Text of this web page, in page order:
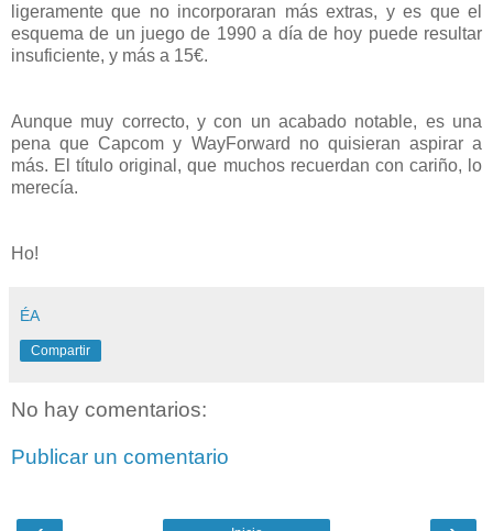
ligeramente que no incorporaran más extras, y es que el
esquema de un juego de 1990 a día de hoy puede resultar
insuficiente, y más a 15€.
Aunque muy correcto, y con un acabado notable, es una
pena que Capcom y WayForward no quisieran aspirar a
más. El título original, que muchos recuerdan con cariño, lo
merecía.
Ho!
ÉA
Compartir
No hay comentarios:
Publicar un comentario